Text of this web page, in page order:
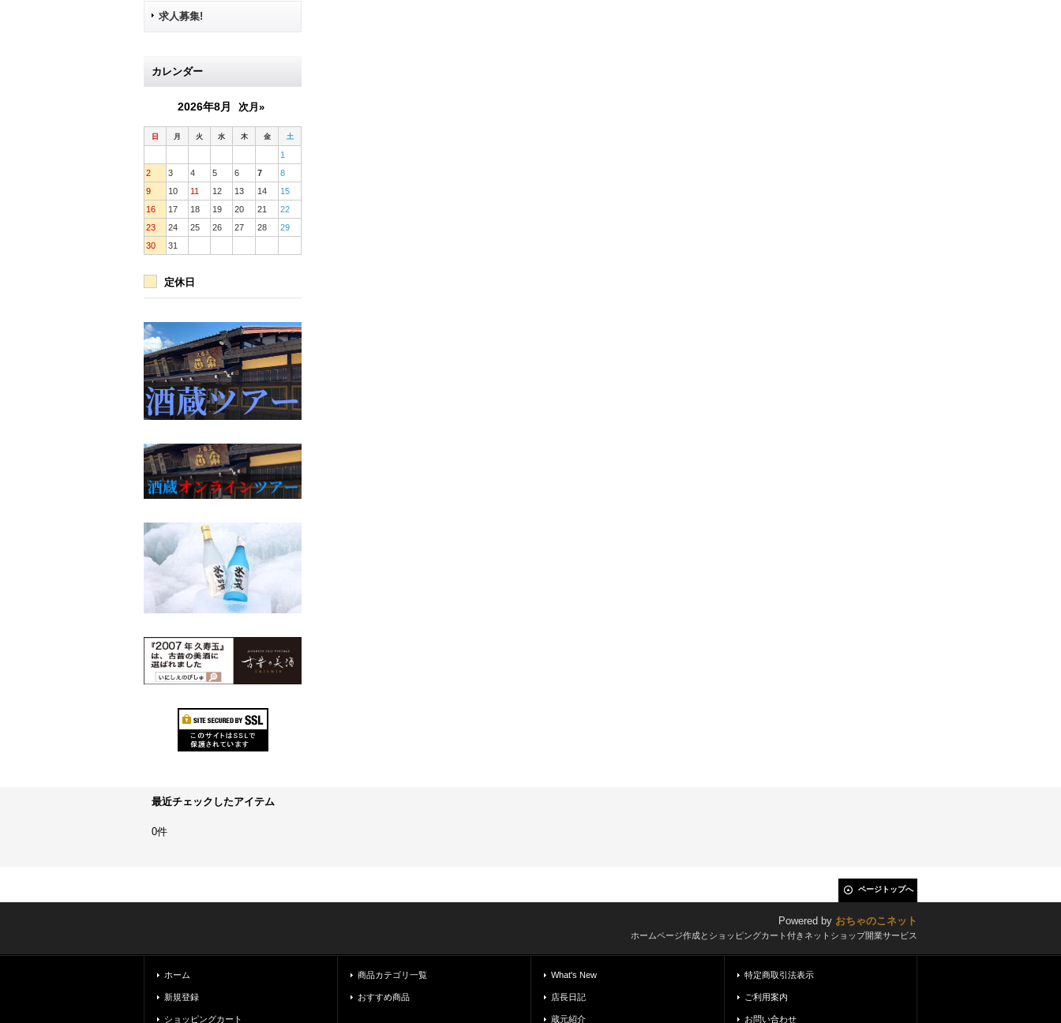
求人募集!
カレンダー
2026年8月 次月»
日 月 火 水 木 金 土
1
2
3 4 5 6 7
8
9
10 11 12 13 14
15
16
17 18 19 20 21
22
23
24 25 26 27 28
29
30
31
定休日
最近チェックしたアイテム
0件
ページトップへ
Powered by おちゃのこネット
ホームページ作成とショッピングカート付きネットショップ開業サービス
ホーム
新規登録
ショッピングカート
商品カテゴリ一覧
おすすめ商品
What's New
店長日記
蔵元紹介
特定商取引法表示
ご利用案内
お問い合わせ